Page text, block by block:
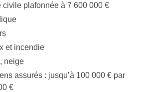
civile plafonnée à 7 600 000 €
et incendie
neige
assurés : jusqu’à 100 000 € par
€